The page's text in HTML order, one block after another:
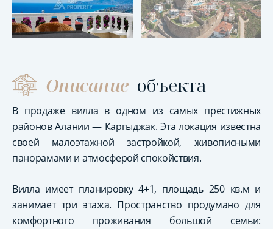
Описание объекта
В продаже вилла в одном из самых престижных
районов Алании — Каргыджак. Эта локация известна
своей малоэтажной застройкой, живописными
панорамами и атмосферой спокойствия.
Вилла имеет планировку 4+1, площадь 250 кв.м и
занимает три этажа. Пространство продумано для
комфортного проживания большой семьи: